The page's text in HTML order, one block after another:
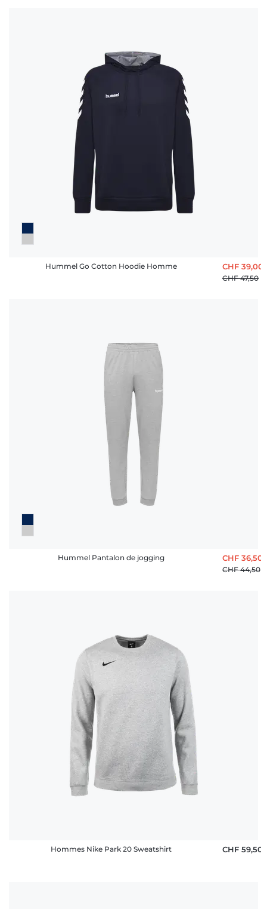
Hummel Go Cotton Hoodie Homme CHF 39,00
CHF 47,50
Hummel Pantalon de jogging CHF 36,50
CHF 44,50
Hommes Nike Park 20 Sweatshirt CHF 59,50